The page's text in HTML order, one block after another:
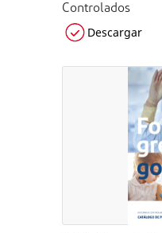
Controlados
Descargar